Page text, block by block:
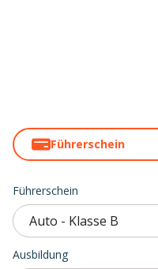
Führerschein
Führerschein
Auto - Klasse B
Ausbildung